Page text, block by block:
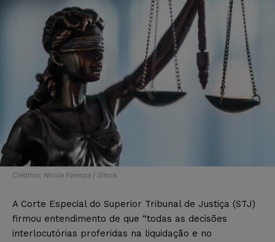
Créditos: Nicola Forenza | iStock
A Corte Especial do Superior Tribunal de Justiça (STJ)
firmou entendimento de que “todas as decisões
interlocutórias proferidas na liquidação e no